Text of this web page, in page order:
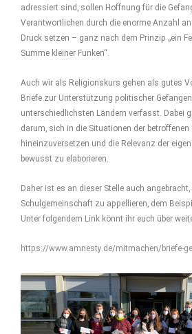
adressiert sind, sollen Hoffnung für die
Verantwortlichen durch die enorme Anzahl
Druck setzen – ganz nach dem Prinzip „ein
Summe kleiner Funken“.
Auch wir als Religionskurs gehen als gutes
Briefe zur Unterstützung politischer
unterschiedlichsten Ländern verfasst. Dabei
darum, sich in die Situationen der betroffenen
hineinzuversetzen und die Relevanz der
bewusst zu elaborieren.
Daher ist es an dieser Stelle auch angebracht,
Schulgemeinschaft zu appellieren, dem
Unter folgendem Link könnt ihr euch über
https://www.amnesty.de/mitmachen/briefe-